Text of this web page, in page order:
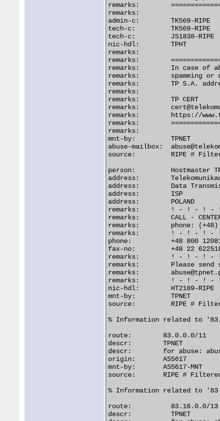
remarks:
remarks:
admin-c:        TK569-RIPE
tech-c:         TK569-RIPE
tech-c:         JS1838-RIPE
nic-hdl:        TPHT
remarks:
remarks:
remarks:        In case of
remarks:        spamming
remarks:        TP S.A.
remarks:
remarks:        TP CERT
remarks:
remarks:        https://
remarks:
remarks:
mnt-by:         TPNET
abuse-mailbox:
source:         RIPE #
person:         Hostmaster
address:
address:        Data
address:        ISP
address:        POLAND
remarks:        ! - ! - !
remarks:        CALL -
remarks:        phone: (+48)
remarks:        ! - ! - !
phone:          +48 800
fax-no:         +48 22
remarks:        ! - !
remarks:        Please
remarks:
remarks:        ! - !
nic-hdl:        HT2189-RIPE
mnt-by:         TPNET
source:         RIPE #
% Information related to
route:        83.0.0.0/11
descr:        TPNET
descr:        for abuse:
origin:       AS5617
mnt-by:       AS5617-MNT
source:       RIPE #
% Information related to
route:          83.16.0.0/13
descr:          TPNET